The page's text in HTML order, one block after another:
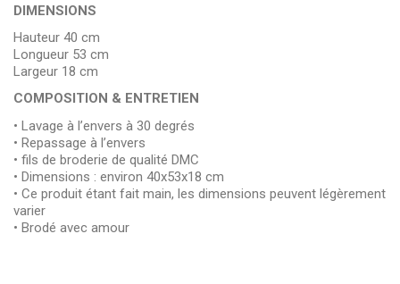
DIMENSIONS
Hauteur 40 cm
Longueur 53 cm
Largeur 18 cm
COMPOSITION & ENTRETIEN
• Lavage à l’envers à 30 degrés
• Repassage à l’envers
• fils de broderie de qualité DMC
• Dimensions : environ 40x53x18 cm
• Ce produit étant fait main, les dimensions peuvent légèrement
varier
• Brodé avec amour